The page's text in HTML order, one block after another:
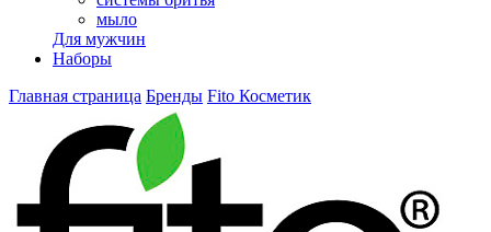
мыло
Для мужчин
Наборы
Главная страница Бренды Fito Косметик